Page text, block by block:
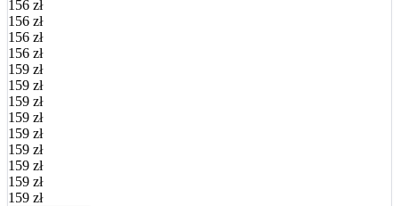
156 zł
156 zł
156 zł
156 zł
159 zł
159 zł
159 zł
159 zł
159 zł
159 zł
159 zł
159 zł
159 zł